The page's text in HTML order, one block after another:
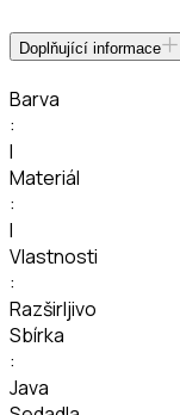
Doplňující informace
Barva
:
I
Materiál
:
I
Vlastnosti
:
Razširljivo
Sbírka
:
Java